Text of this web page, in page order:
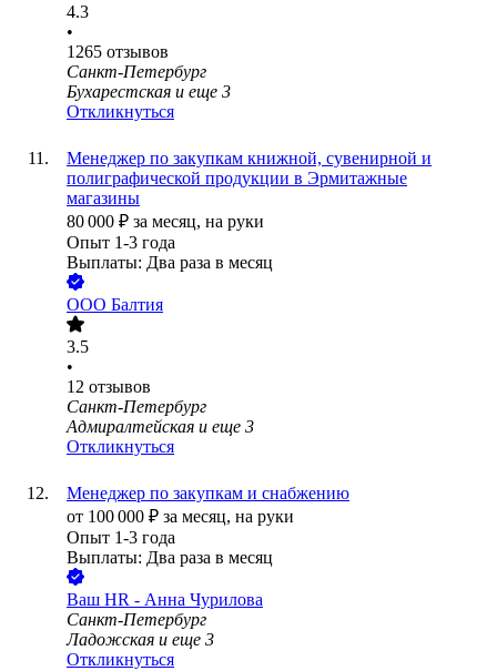
4.3
•
1265 отзывов
Санкт-Петербург
Бухарестская и еще 3
Откликнуться
Менеджер по закупкам книжной, сувенирной и
полиграфической продукции в Эрмитажные
магазины
80 000 ₽ за месяц, на руки
Опыт 1-3 года
Выплаты: Два раза в месяц
ООО Балтия
3.5
•
12 отзывов
Санкт-Петербург
Адмиралтейская и еще 3
Откликнуться
Менеджер по закупкам и снабжению
от 100 000 ₽ за месяц, на руки
Опыт 1-3 года
Выплаты: Два раза в месяц
Ваш HR - Анна Чурилова
Санкт-Петербург
Ладожская и еще 3
Откликнуться